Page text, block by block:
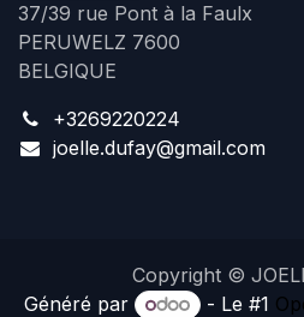
37/39 rue Pont à la Faulx
PERUWELZ 7600
BELGIQUE
+3269220224
joelle.dufay@gmail.com
Copyright ©
Généré par
- Le #1